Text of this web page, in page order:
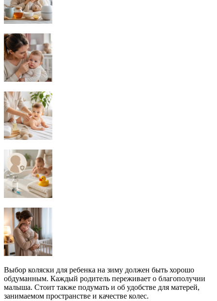
Выбор коляски для ребенка на зиму должен быть хорошо
обдуманным. Каждый родитель переживает о благополучии
малыша. Стоит также подумать и об удобстве для матерей,
занимаемом пространстве и качестве колес.